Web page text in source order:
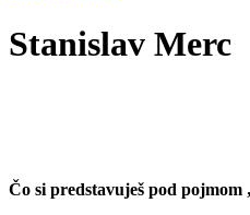
Stanislav Merc
Čo si predstavuješ pod pojmom